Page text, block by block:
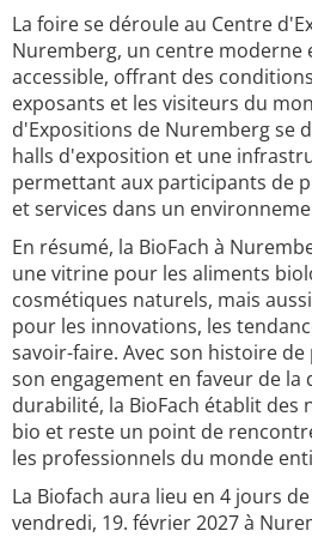
La foire se déroule au Centre
Nuremberg, un centre moderne
accessible, offrant des
exposants et les visiteurs du
d'Expositions de Nuremberg se
halls d'exposition et une
permettant aux participants de
et services dans un
En résumé, la BioFach à
une vitrine pour les aliments
cosmétiques naturels, mais
pour les innovations, les
savoir-faire. Avec son histoire
son engagement en faveur de la
durabilité, la BioFach établit
bio et reste un point de
les professionnels du monde
La Biofach aura lieu en 4 jours
vendredi, 19. février 2027 à